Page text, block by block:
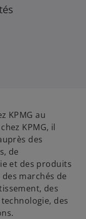
KPMG au
KPMG, il
des
de
et des produits
marchés de
des
des